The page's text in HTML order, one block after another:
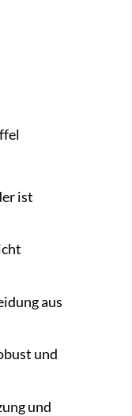
ist
aus
und
und